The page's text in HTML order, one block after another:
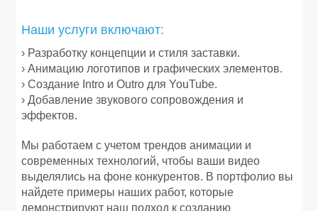
Наши услуги включают:
› Разработку концепции и стиля заставки.
› Анимацию логотипов и графических элементов.
› Создание Intro и Outro для YouTube.
› Добавление звукового сопровождения и
эффектов.
Мы работаем с учетом трендов анимации и
современных технологий, чтобы ваши видео
выделялись на фоне конкурентов. В портфолио вы
найдете примеры наших работ, которые
демонстрируют наш подход к созданию